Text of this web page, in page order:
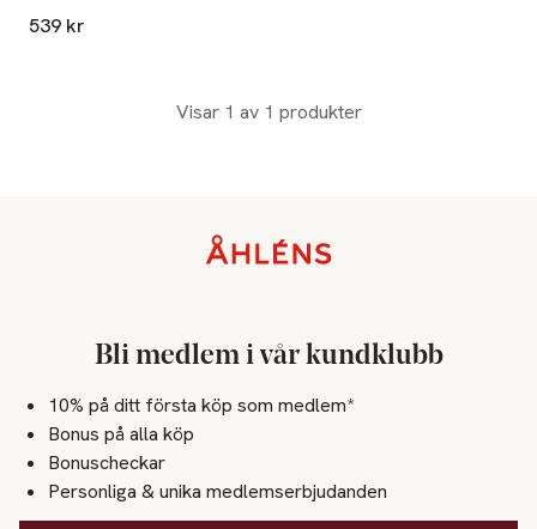
539 kr
Visar 1 av 1 produkter
Bli medlem i vår kundklubb
10% på ditt första köp som medlem*
Bonus på alla köp
Bonuscheckar
Personliga & unika medlemserbjudanden